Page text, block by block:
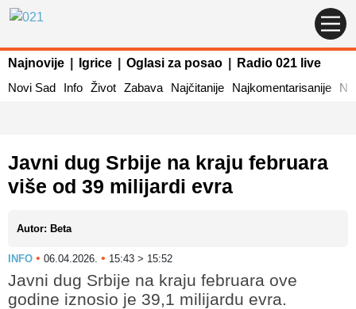
Najnovije Igrice Oglasi za posao
Radio 021 live
Novi Sad
Info Život Zabava Najčitanije Najkomentarisanije
Javni dug Srbije na kraju februara
više od 39 milijardi evra
Autor: Beta
INFO • 06.04.2026. • 15:43 > 15:52
Javni dug Srbije na kraju februara ove
godine iznosio je 39,1 milijardu evra.